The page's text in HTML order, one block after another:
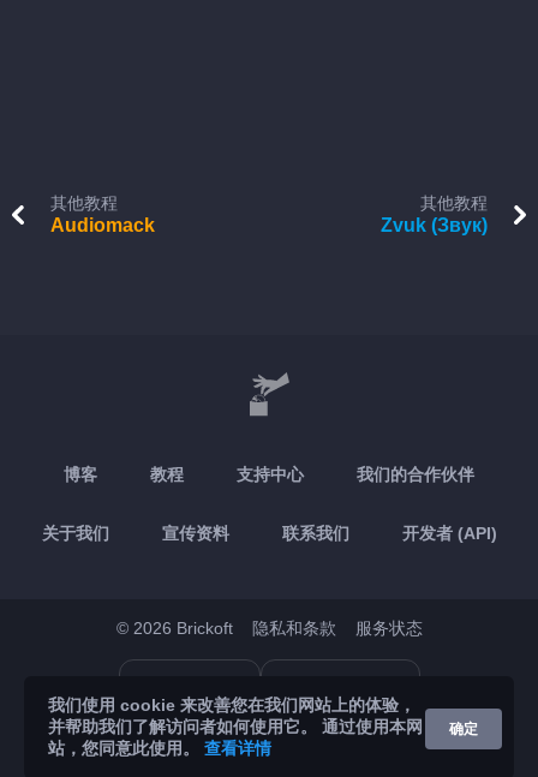
其他教程
Audiomack
其他教程
Zvuk (Звук)
博客 教程 支持中心 我们的合作伙伴
关于我们 宣传资料 联系我们 开发者 (API)
© 2026 Brickoft 隐私和条款 服务状态
我们使用 cookie 来改善您在我们网站上的体验，
并帮助我们了解访问者如何使用它。 通过使用本网
站，您同意此使用。 查看详情
确定